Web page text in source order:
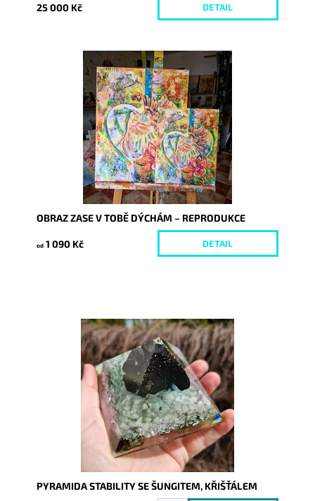
25 000 Kč DETAIL
Dostupnost:
Skladem
10820/REP
OBRAZ ZASE V TOBĚ DÝCHÁM – REPRODUKCE
od 1 090 Kč DETAIL
Dostupnost:
Skladem
10200
PYRAMIDA STABILITY SE ŠUNGITEM, KŘIŠŤÁLEM